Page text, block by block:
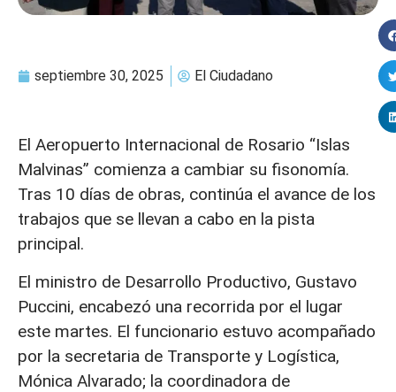
septiembre 30, 2025 El Ciudadano
El Aeropuerto Internacional de Rosario “Islas
Malvinas” comienza a cambiar su fisonomía.
Tras 10 días de obras, continúa el avance de los
trabajos que se llevan a cabo en la pista
principal.
El ministro de Desarrollo Productivo, Gustavo
Puccini, encabezó una recorrida por el lugar
este martes. El funcionario estuvo acompañado
por la secretaria de Transporte y Logística,
Mónica Alvarado; la coordinadora de